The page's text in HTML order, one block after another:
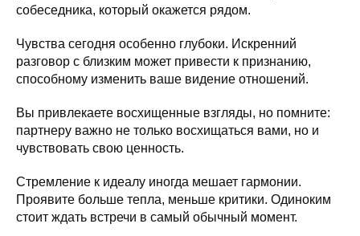
собеседника, который окажется рядом.
Чувства сегодня особенно глубоки. Искренний
разговор с близким может привести к признанию,
способному изменить ваше видение отношений.
Вы привлекаете восхищенные взгляды, но помните:
партнеру важно не только восхищаться вами, но и
чувствовать свою ценность.
Стремление к идеалу иногда мешает гармонии.
Проявите больше тепла, меньше критики. Одиноким
стоит ждать встречи в самый обычный момент.